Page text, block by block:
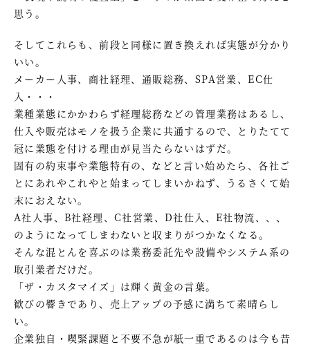
思う。
そしてこれらも、前段と同様に置き換えれば実態が分かり
いい。
メーカー人事、商社経理、通販総務、SPA営業、EC仕
入・・・
業種業態にかかわらず経理総務などの管理業務はあるし、
仕入や販売はモノを扱う企業に共通するので、とりたてて
冠に業態を付ける理由が見当たらないはずだ。
固有の約束事や業態特有の、などと言い始めたら、各社ご
とにあれやこれやと始まってしまいかねず、うるさくて始
末におえない。
A社人事、B社経理、C社営業、D社仕入、E社物流、、、
のようになってしまわないと収まりがつかなくなる。
そんな混とんを喜ぶのは業務委託先や設備やシステム系の
取引業者だけだ。
「ザ・カスタマイズ」は輝く黄金の言葉。
歓びの響きであり、売上アップの予感に満ちて素晴らし
い。
企業独自・喫緊課題と不要不急が紙一重であるのは今も昔